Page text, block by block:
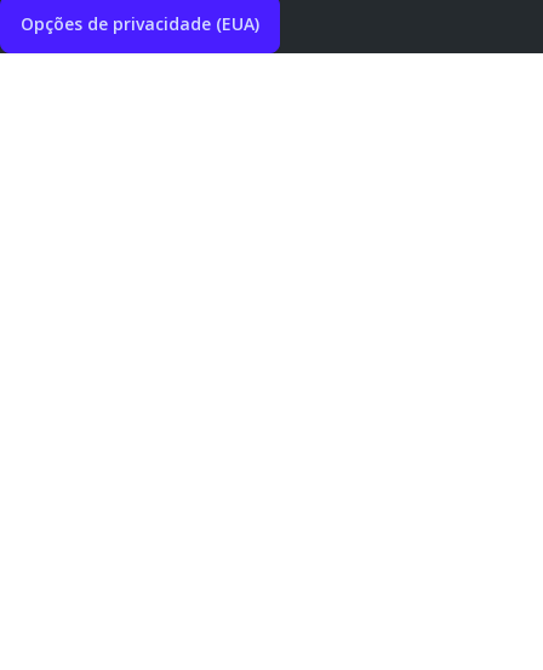
Opções de privacidade (EUA)